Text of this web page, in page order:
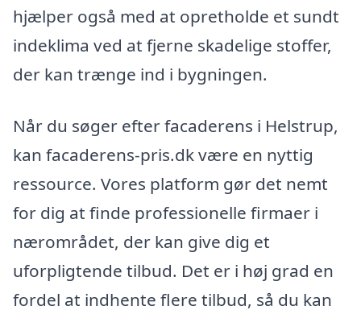
hjælper også med at opretholde et sundt
indeklima ved at fjerne skadelige stoffer,
der kan trænge ind i bygningen.
Når du søger efter facaderens i Helstrup,
kan facaderens-pris.dk være en nyttig
ressource. Vores platform gør det nemt
for dig at finde professionelle firmaer i
nærområdet, der kan give dig et
uforpligtende tilbud. Det er i høj grad en
fordel at indhente flere tilbud, så du kan